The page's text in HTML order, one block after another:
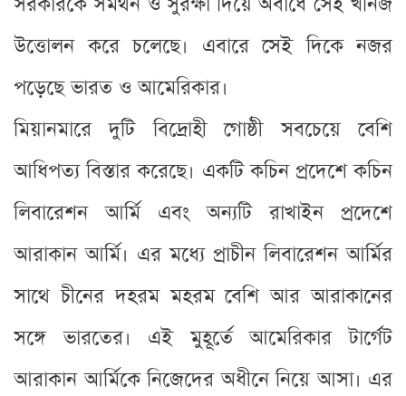
উত্তোলন করে চলেছে। এবারে সেই দিকে নজর
পড়েছে ভারত ও আমেরিকার।
মিয়ানমারে দুটি বিদ্রোহী গোষ্ঠী সবচেয়ে বেশি
আধিপত্য বিস্তার করেছে। একটি কচিন প্রদেশে কচিন
লিবারেশন আর্মি এবং অন্যটি রাখাইন প্রদেশে
আরাকান আর্মি। এর মধ্যে প্রাচীন লিবারেশন আর্মির
সাথে চীনের দহরম মহরম বেশি আর আরাকানের
সঙ্গে ভারতের। এই মুহূর্তে আমেরিকার টার্গেট
আরাকান আর্মিকে নিজেদের অধীনে নিয়ে আসা। এর